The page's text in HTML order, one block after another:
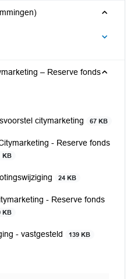
– Reserve fonds
citymarketing
67 KB
- Reserve fonds
KB
24 KB
- Reserve fonds
KB
- vastgesteld 139 KB